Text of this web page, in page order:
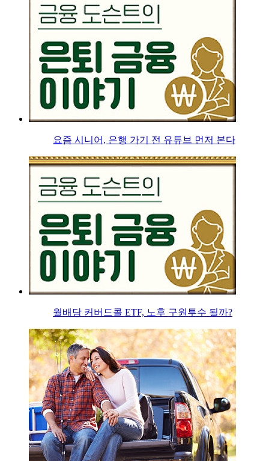
요즘 시니어, 은행 가기 전 유튜브 먼저 본다
월배당 커버드콜 ETF, 노후 구원투수 될까?